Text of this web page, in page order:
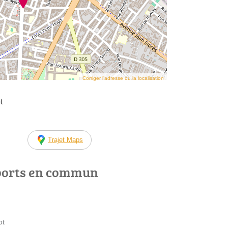
Corriger l’adresse ou la localisation
Trajet Maps
en commun